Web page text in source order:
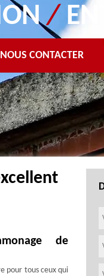
/
NOUS CONTACTER
de
pour tous ceux qui